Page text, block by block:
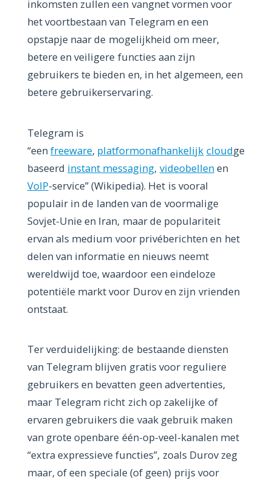
inkomsten zullen een vangnet vormen voor
het voortbestaan ​​van Telegram en een
opstapje naar de mogelijkheid om meer,
betere en veiligere functies aan zijn
gebruikers te bieden en, in het algemeen, een
betere gebruikerservaring.
Telegram is
“eenfreeware, platformonafhankelijk cloudge
baseerd instant messaging, videobellenen
VoIP-service” (Wikipedia). Het is vooral
populair in de landen van de voormalige
Sovjet-Unie en Iran, maar de populariteit
ervan als medium voor privéberichten en het
delen van informatie en nieuws neemt
wereldwijd toe, waardoor een eindeloze
potentiële markt voor Durov en zijn vrienden
ontstaat.
Ter verduidelijking: de bestaande diensten
van Telegram blijven gratis voor reguliere
gebruikers en bevatten geen advertenties,
maar Telegram richt zich op zakelijke of
ervaren gebruikers die vaak gebruik maken
van grote openbare één-op-veel-kanalen met
“extra expressieve functies”, zoals Durov zeg
maar, of een speciale (of geen) prijs voor